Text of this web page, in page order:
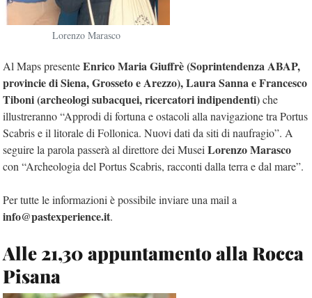
Lorenzo Marasco
Al Maps presenteEnrico Maria Giuffrè (Soprintendenza ABAP,
provincie di Siena, Grosseto e Arezzo), Laura Sanna e Francesco
Tiboni (archeologi subacquei, ricercatori indipendenti)che
illustreranno “Approdi di fortuna e ostacoli alla navigazione tra Portus
Scabris e il litorale di Follonica. Nuovi dati da siti di naufragio”. A
seguire la parola passerà al direttore dei Musei Lorenzo Marasco
con “Archeologia del Portus Scabris, racconti dalla terra e dal mare”.
Per tutte le informazioni è possibile inviare una mail a
info@pastexperience.it.
Alle 21,30 appuntamento alla Rocca
Pisana